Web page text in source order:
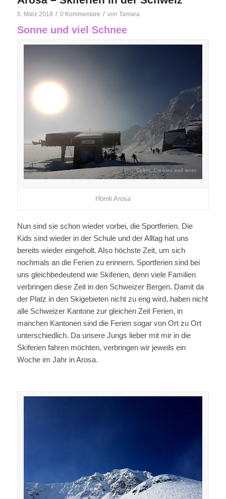
5. März 2018 / 0 Kommentare / von Tamara
Sonne und viel Schnee
Hörnli Arosa
Nun sind sie schon wieder vorbei, die Sportferien. Die
Kids sind wieder in der Schule und der Alltag hat uns
bereits wieder eingeholt. Also höchste Zeit, um sich
nochmals an die Ferien zu erinnern. Sportferien sind bei
uns gleichbedeutend wie Skiferien, denn viele Familien
verbringen diese Zeit in den Schweizer Bergen. Damit da
der Platz in den Skigebieten nicht zu eng wird, haben nicht
alle Schweizer Kantone zur gleichen Zeit Ferien, in
manchen Kantonen sind die Ferien sogar von Ort zu Ort
unterschiedlich. Da unsere Jungs lieber mit mir in die
Skiferien fahren möchten, verbringen wir jeweils ein
Woche im Jahr in Arosa.